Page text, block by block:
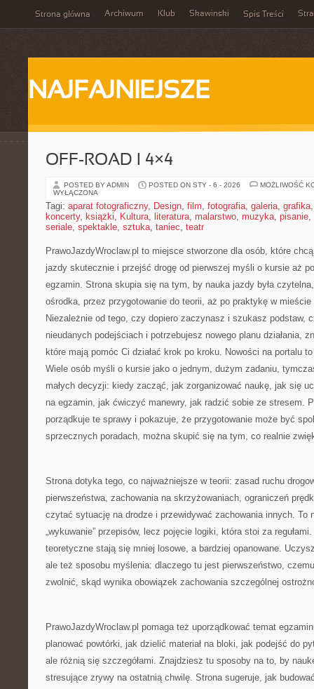
Strona główna Archiwum Klub Skawinski Spis Treści
NAJFAJNIEJSZE
OFF-ROAD I 4×4
POSTED BY ADMIN POSTED ON STY - 6 - 2026
MOŻLIWOŚĆ
WYŁĄCZONA
Tagi: aparat fotograficzny, Design, film, fotografia, galeria, grafika
koncerty, książki, Kultura, literatura, malarstwo, muzyka, pisanie,
seriale, spektakle, sztuka, taniec, teatr
PrawoJazdyWroclaw.pl to miejsce stworzone dla osób, które
jazdy skutecznie i przejść drogę od pierwszej myśli o kursie aż
egzamin. Strona skupia się na tym, by nauka jazdy była
ośrodka, przez przygotowanie do teorii, aż po praktykę w
Niezależnie od tego, czy dopiero zaczynasz i szukasz podstaw,
nieudanych podejściach i potrzebujesz nowego planu działania,
które mają pomóc Ci działać krok po kroku. Nowości na portalu
Wiele osób myśli o kursie jako o jednym, dużym zadaniu,
małych decyzji: kiedy zacząć, jak zorganizować naukę, jak się
na egzamin, jak ćwiczyć manewry, jak radzić sobie ze stresem.
porządkuje te sprawy i pokazuje, że przygotowanie może być
sprzecznych poradach, można skupić się na tym, co realnie
Strona dotyka tego, co najważniejsze w teorii: zasad ruchu
pierwszeństwa, zachowania na skrzyżowaniach, ograniczeń
czytać sytuację na drodze i przewidywać zachowania innych. To
„wykuwanie” przepisów, lecz pojęcie logiki, która stoi za
teoretyczne stają się mniej losowe, a bardziej opanowane.
ale też sposobu myślenia: dlaczego tu jest pierwszeństwo,
zwolnić, skąd wynika obowiązek zachowania szczególnej
PrawoJazdyWroclaw.pl pomaga też uporządkować temat
planować powtórki, jak dzielić materiał na bloki, jak podejść do
ale różnią się szczegółami. Znajdziesz tu sposoby na to, by
stresujące zrywy na ostatnią chwilę. Strona sugeruje, jak